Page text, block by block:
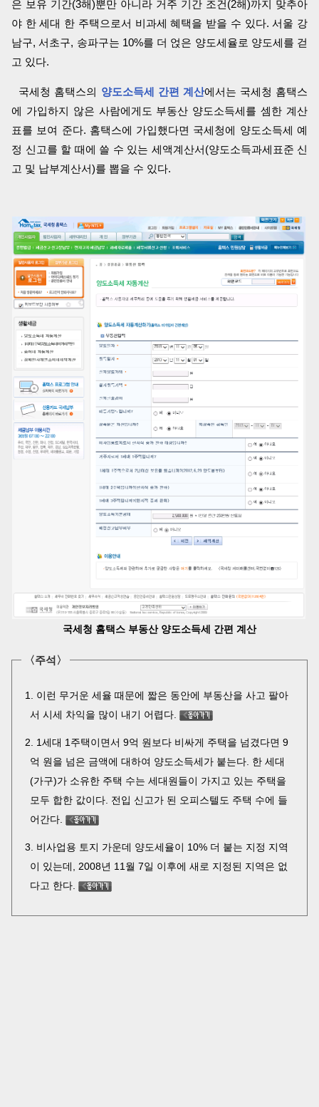
은 보유 기간(3해)뿐만 아니라 거주 기간 조건(2해)까지 맞추아
야 한 세대 한 주택으로서 비과세 혜택을 받을 수 있다. 서울 강
남구, 서초구, 송파구는 10%를 더 얹은 양도세율로 양도세를 걷
고 있다.
국세청 홈택스의 양도소득세 간편 계산에서는 국세청 홈택스
에 가입하지 않은 사람에게도 부동산 양도소득세를 셈한 계산
표를 보여 준다. 홈택스에 가입했다면 국세청에 양도소득세 예
정 신고를 할 때에 쓸 수 있는 세액계산서(양도소득과세표준 신
고 및 납부계산서)를 뽑을 수 있다.
국세청 홈택스 부동산 양도소득세 간편 계산
〈주석〉
이런 무거운 세율 때문에 짧은 동안에 부동산을 사고 팔아
서 시세 차익을 많이 내기 어렵다.
1세대 1주택이면서 9억 원보다 비싸게 주택을 넘겼다면 9
억 원을 넘은 금액에 대하여 양도소득세가 붙는다. 한 세대
(가구)가 소유한 주택 수는 세대원들이 가지고 있는 주택을
모두 합한 값이다. 전입 신고가 된 오피스텔도 주택 수에 들
어간다.
비사업용 토지 가운데 양도세율이 10% 더 붙는 지정 지역
이 있는데, 2008년 11월 7일 이후에 새로 지정된 지역은 없
다고 한다.